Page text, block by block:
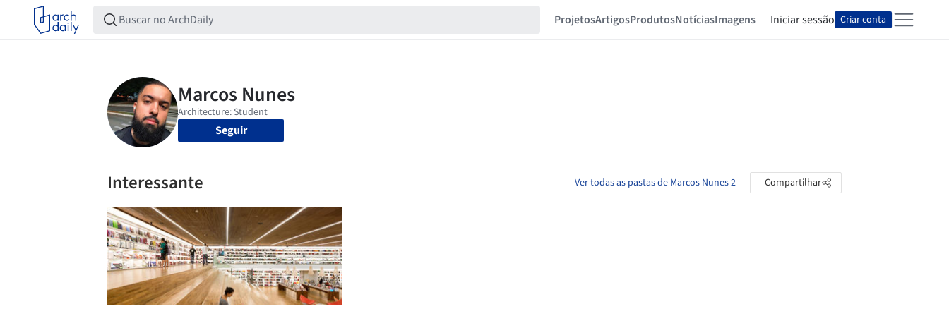
ProjetosArtigosProdutosNotíciasImagens Iniciar sessão Criar conta
Seguir
Interessante Ver todas as pastas de Marcos Nunes 2 Compartilhar